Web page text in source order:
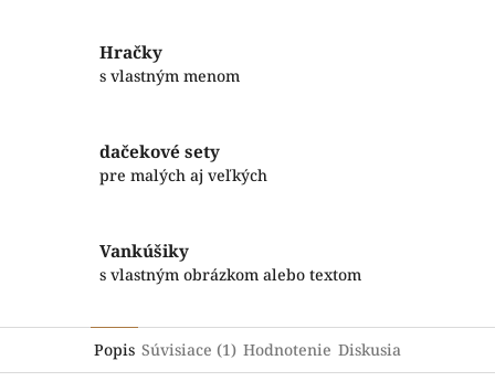
Hračky
s vlastným menom
dačekové sety
pre malých aj veľkých
Vankúšiky
s vlastným obrázkom alebo textom
Popis Súvisiace (1) Hodnotenie Diskusia